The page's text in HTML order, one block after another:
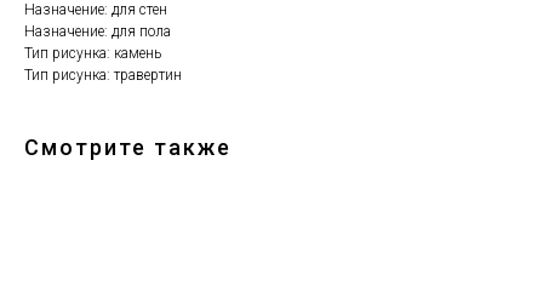
Назначение: для стен
Назначение: для пола
Тип рисунка: камень
Тип рисунка: травертин
Смотрите также